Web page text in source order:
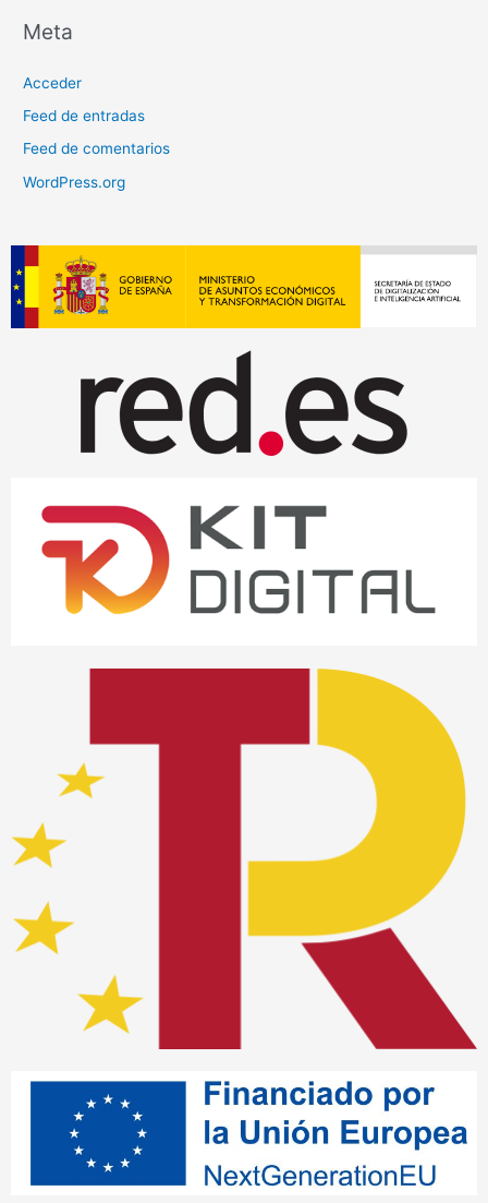
Meta
Acceder
Feed de entradas
Feed de comentarios
WordPress.org